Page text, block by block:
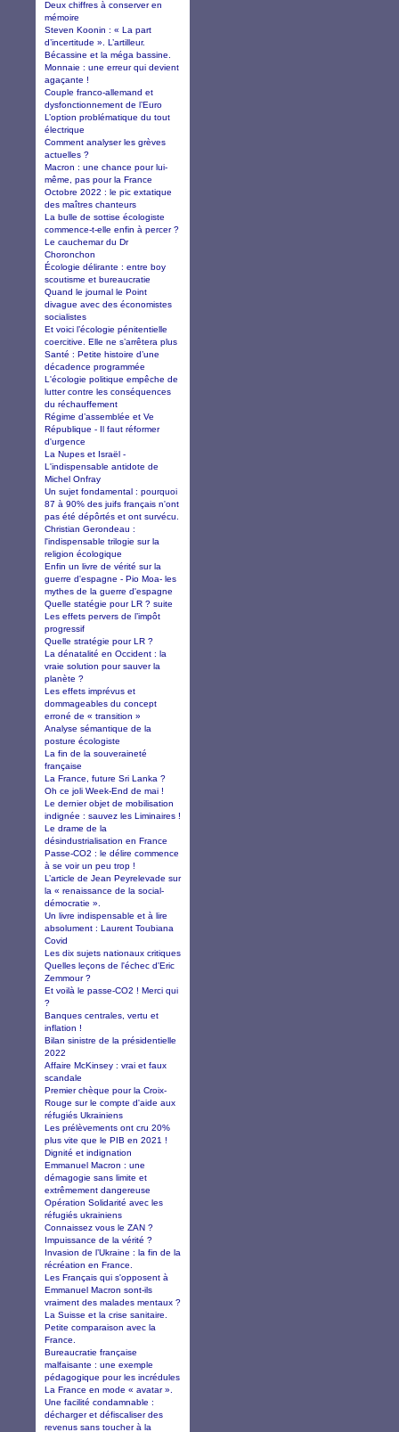
Deux chiffres à conserver en
mémoire
Steven Koonin : « La part
d’incertitude ». L’artilleur.
Bécassine et la méga bassine.
Monnaie : une erreur qui devient
agaçante !
Couple franco-allemand et
dysfonctionnement de l’Euro
L’option problématique du tout
électrique
Comment analyser les grèves
actuelles ?
Macron : une chance pour lui-
même, pas pour la France
Octobre 2022 : le pic extatique
des maîtres chanteurs
La bulle de sottise écologiste
commence-t-elle enfin à percer ?
Le cauchemar du Dr
Choronchon
Écologie délirante : entre boy
scoutisme et bureaucratie
Quand le journal le Point
divague avec des économistes
socialistes
Et voici l’écologie pénitentielle
coercitive. Elle ne s’arrêtera plus
Santé : Petite histoire d’une
décadence programmée
L'écologie politique empêche de
lutter contre les conséquences
du réchauffement
Régime d’assemblée et Ve
République - Il faut réformer
d'urgence
La Nupes et Israël -
L'indispensable antidote de
Michel Onfray
Un sujet fondamental : pourquoi
87 à 90% des juifs français n'ont
pas été dépôrtés et ont survécu.
Christian Gerondeau :
l'indispensable trilogie sur la
religion écologique
Enfin un livre de vérité sur la
guerre d'espagne - Pio Moa- les
mythes de la guerre d'espagne
Quelle statégie pour LR ? suite
Les effets pervers de l’impôt
progressif
Quelle stratégie pour LR ?
La dénatalité en Occident : la
vraie solution pour sauver la
planète ?
Les effets imprévus et
dommageables du concept
erroné de « transition »
Analyse sémantique de la
posture écologiste
La fin de la souveraineté
française
La France, future Sri Lanka ?
Oh ce joli Week-End de mai !
Le dernier objet de mobilisation
indignée : sauvez les Liminaires !
Le drame de la
désindustrialisation en France
Passe-CO2 : le délire commence
à se voir un peu trop !
L’article de Jean Peyrelevade sur
la « renaissance de la social-
démocratie ».
Un livre indispensable et à lire
absolument : Laurent Toubiana
Covid
Les dix sujets nationaux critiques
Quelles leçons de l'échec d'Eric
Zemmour ?
Et voilà le passe-CO2 ! Merci qui
?
Banques centrales, vertu et
inflation !
Bilan sinistre de la présidentielle
2022
Affaire McKinsey : vrai et faux
scandale
Premier chèque pour la Croix-
Rouge sur le compte d'aide aux
réfugiés Ukrainiens
Les prélèvements ont cru 20%
plus vite que le PIB en 2021 !
Dignité et indignation
Emmanuel Macron : une
démagogie sans limite et
extrêmement dangereuse
Opération Solidarité avec les
réfugiés ukrainiens
Connaissez vous le ZAN ?
Impuissance de la vérité ?
Invasion de l’Ukraine : la fin de la
récréation en France.
Les Français qui s'opposent à
Emmanuel Macron sont-ils
vraiment des malades mentaux ?
La Suisse et la crise sanitaire.
Petite comparaison avec la
France.
Bureaucratie française
malfaisante : une exemple
pédagogique pour les incrédules
La France en mode « avatar ».
Une facilité condamnable :
décharger et défiscaliser des
revenus sans toucher à la